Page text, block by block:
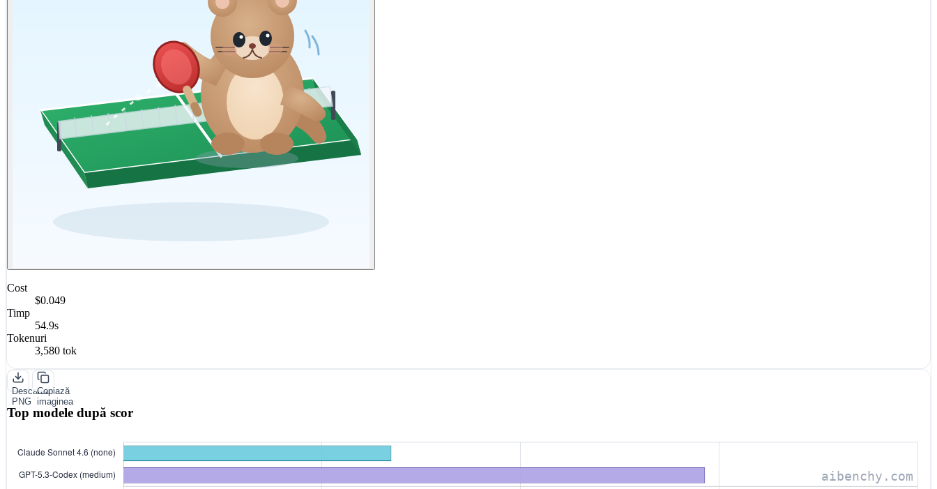
Cost
$0.049
Timp
54.9s
Tokenuri
3,580 tok
Descarcă
PNG
Copiază
imaginea
Top modele după scor